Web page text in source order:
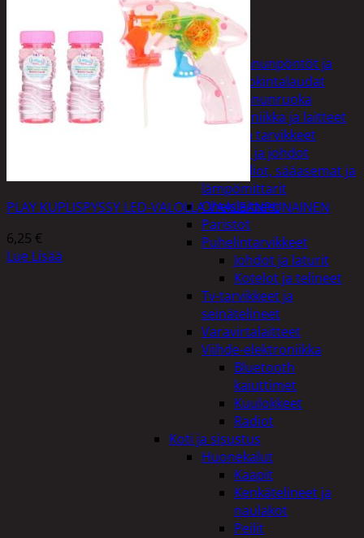
Kissat
Koirat
Linnut
Linnunpöntöt ja
ruokintalaudat
Linnunruoka
Kodin elektroniikka ja laitteet
Imurit ja tarvikkeet
Kaapelit ja johdot
Kelloradiot, sääasemat ja
lämpömittarit
Oheislaitteet
Paristot
Puhelintarvikkeet
Johdot ja laturit
Kotelot ja telineet
Tv-tarvikkeet ja
seinätelineet
Varavirtalaitteet
Viihde-elektroniikka
Bluetooth
kaiuttimet
Kuulokkeet
Radiot
Koti ja sisustus
Huonekalut
Kaapit
Kenkätelineet ja
naulakot
Peilit
PLAY KUPLISPYSSY LED-VALOLLA VAALEANPUNAINEN
6,25 €
Lue Lisää